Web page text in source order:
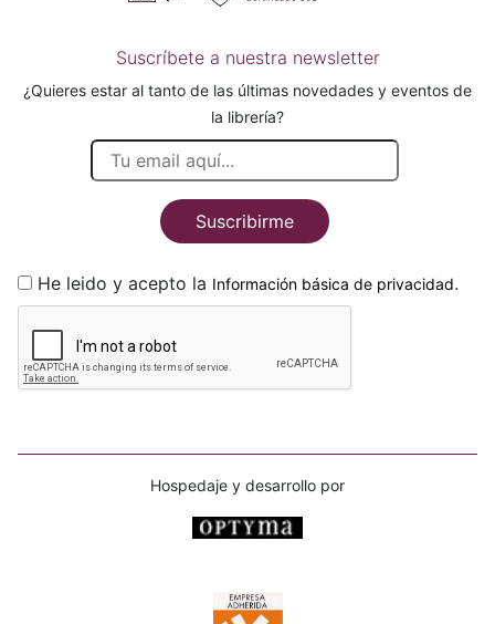
Suscríbete a nuestra newsletter
¿Quieres estar al tanto de las últimas novedades y eventos de
la librería?
Suscribirme
He leido y acepto la Información básica de privacidad.
Hospedaje y desarrollo por